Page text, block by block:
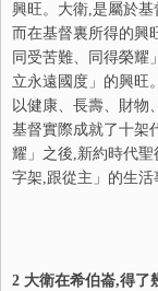
興旺。大衛,是屬於
而在基督裏所得的興
同受苦難、同得榮耀
立永遠國度」的興旺
以健康、長壽、財物
基督實際成就了十架
耀」之後,新約時代
字架,跟從主」的生
2 大衛在希伯崙,得了